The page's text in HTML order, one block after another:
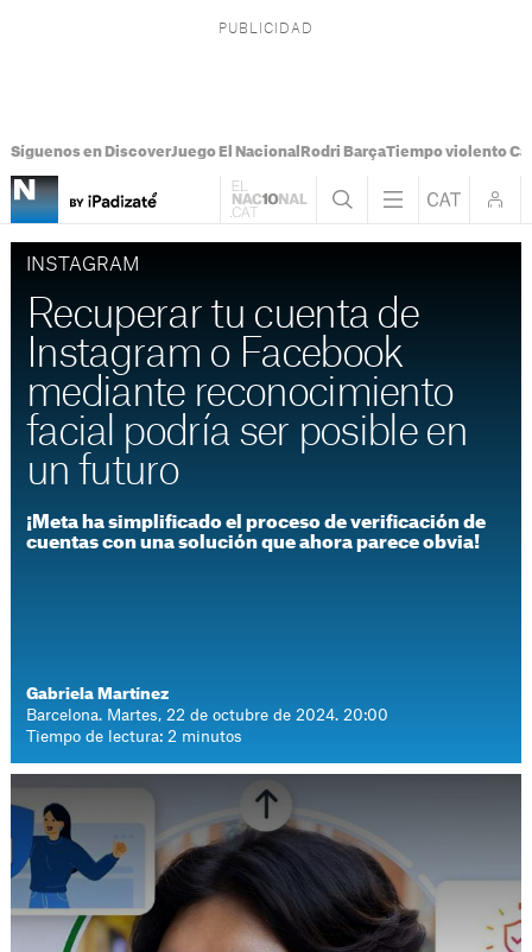
Síguenos en DiscoverJuego El Nacional Rodri BarçaTiempo violento
INSTAGRAM
Recuperar tu cuenta de
Instagram o Facebook
mediante reconocimiento
facial podría ser posible en
un futuro
¡Meta ha simplificado el proceso de verificación de
cuentas con una solución que ahora parece obvia!
Gabriela Martínez
Barcelona. Martes, 22 de octubre de 2024. 20:00
Tiempo de lectura: 2 minutos